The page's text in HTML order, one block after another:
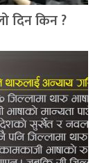
दिन किन ?